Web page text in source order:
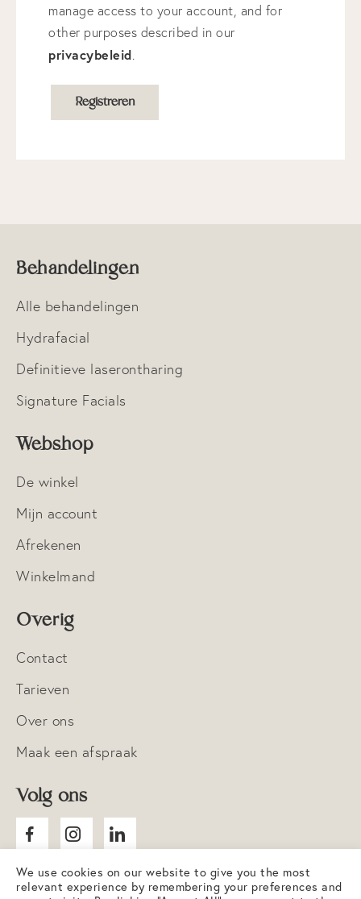
Privé Training
Pigmenten
Behandelingen
Tarieven
manage access to your account, and for
other purposes described in our
privacybeleid.
Registreren
Behandelingen
Alle behandelingen
Hydrafacial
Definitieve laserontharing
Signature Facials
Webshop
De winkel
Mijn account
Afrekenen
Winkelmand
Overig
Contact
Tarieven
Over ons
Maak een afspraak
Volg ons
We use cookies on our website to give you the most
relevant experience by remembering your preferences and